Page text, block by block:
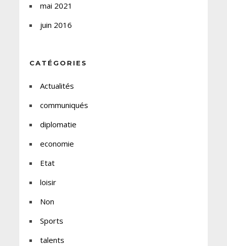
mai 2021
juin 2016
CATÉGORIES
Actualités
communiqués
diplomatie
economie
Etat
loisir
Non
Sports
talents